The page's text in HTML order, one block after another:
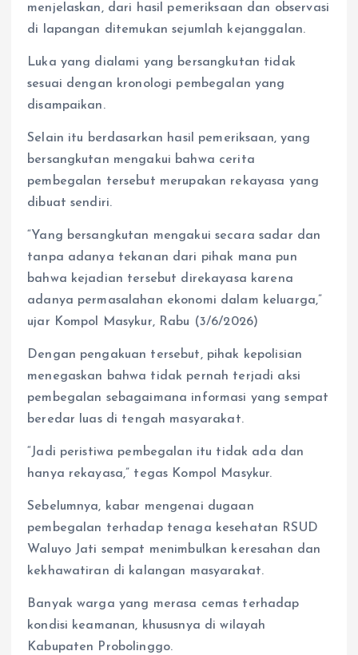
menjelaskan, dari hasil pemeriksaan dan observasi
di lapangan ditemukan sejumlah kejanggalan.
Luka yang dialami yang bersangkutan tidak
sesuai dengan kronologi pembegalan yang
disampaikan.
Selain itu berdasarkan hasil pemeriksaan, yang
bersangkutan mengakui bahwa cerita
pembegalan tersebut merupakan rekayasa yang
dibuat sendiri.
“Yang bersangkutan mengakui secara sadar dan
tanpa adanya tekanan dari pihak mana pun
bahwa kejadian tersebut direkayasa karena
adanya permasalahan ekonomi dalam keluarga,”
ujar Kompol Masykur, Rabu (3/6/2026)
Dengan pengakuan tersebut, pihak kepolisian
menegaskan bahwa tidak pernah terjadi aksi
pembegalan sebagaimana informasi yang sempat
beredar luas di tengah masyarakat.
“Jadi peristiwa pembegalan itu tidak ada dan
hanya rekayasa,” tegas Kompol Masykur.
Sebelumnya, kabar mengenai dugaan
pembegalan terhadap tenaga kesehatan RSUD
Waluyo Jati sempat menimbulkan keresahan dan
kekhawatiran di kalangan masyarakat.
Banyak warga yang merasa cemas terhadap
kondisi keamanan, khususnya di wilayah
Kabupaten Probolinggo.